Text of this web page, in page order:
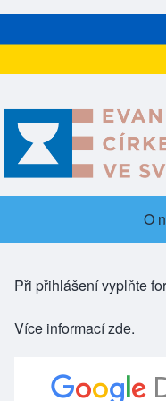
Main O
Při přihlášení vyplňte
Více informacízde.